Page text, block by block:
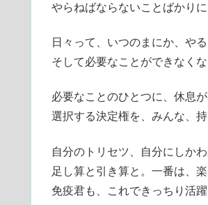
やらねばならないことばかり
日々って、いつのまにか、や
そして必要なことができなく
必要なことのひとつに、休息
選択する決定権を、みんな、
自分のトリセツ、自分にしか
足し算と引き算と。一番は、
免疫君も、これできっちり活